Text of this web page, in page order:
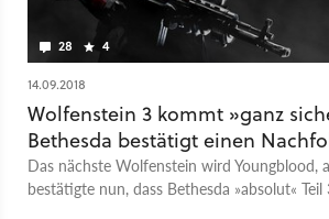
28 4
14.09.2018
Wolfenstein 3 kommt »ganz
Bethesda bestätigt einen
Das nächste Wolfenstein wird Youngblood,
bestätigte nun, dass Bethesda »absolut«